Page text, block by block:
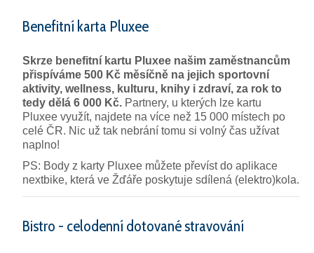
Benefitní karta Pluxee
Skrze benefitní kartu Pluxee našim zaměstnancům
přispíváme 500 Kč měsíčně na jejich sportovní
aktivity, wellness, kulturu, knihy i zdraví, za rok to
tedy dělá 6 000 Kč. Partnery, u kterých lze kartu
Pluxee využít, najdete na více než 15 000 místech po
celé ČR. Nic už tak nebrání tomu si volný čas užívat
naplno!
PS: Body z karty Pluxee můžete převíst do aplikace
nextbike, která ve Žďáře poskytuje sdílená (elektro)kola.
Bistro - celodenní dotované stravování